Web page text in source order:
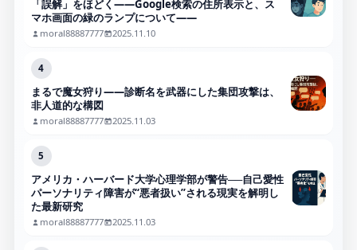
「誤解」をほどく――Google検索の住所表示と、ス
マホ画面の緑のランプについて――
moral88887777 2025.11.10
4
まるで魔女狩り——診断名を武器にした集団攻撃は、
非人道的な構図
moral88887777 2025.11.03
5
アメリカ・ハーバード大学心理学部が警告──自己愛性
パーソナリティ障害が“悪者扱い”される現実を解明し
た最新研究
moral88887777 2025.11.03